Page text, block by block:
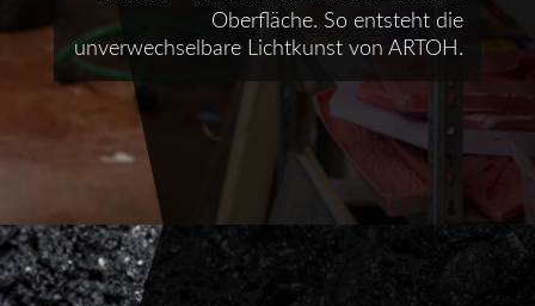
Oberfläche. So entsteht die
unverwechselbare Lichtkunst von ARTOH.